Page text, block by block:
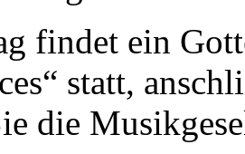
findet ein
statt,
die